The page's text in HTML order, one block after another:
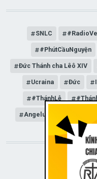
SNLC
#PhútCầuNguyện
Đức Thánh cha Lêô XIV
Ucraina Đức
#ThánhLễ
Angelus Đức Giáo
STAY